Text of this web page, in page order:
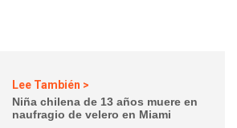
Lee También >
Niña chilena de 13 años muere en
naufragio de velero en Miami